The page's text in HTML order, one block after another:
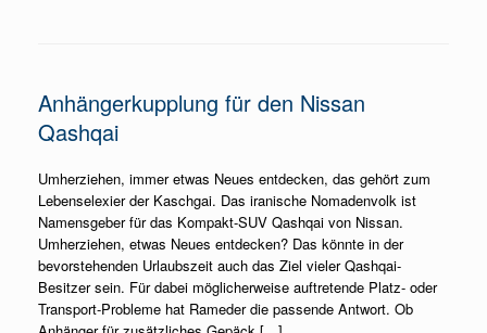
Anhängerkupplung für den Nissan
Qashqai
Umherziehen, immer etwas Neues entdecken, das gehört zum
Lebenselexier der Kaschgai. Das iranische Nomadenvolk ist
Namensgeber für das Kompakt-SUV Qashqai von Nissan.
Umherziehen, etwas Neues entdecken? Das könnte in der
bevorstehenden Urlaubszeit auch das Ziel vieler Qashqai-
Besitzer sein. Für dabei möglicherweise auftretende Platz- oder
Transport-Probleme hat Rameder die passende Antwort. Ob